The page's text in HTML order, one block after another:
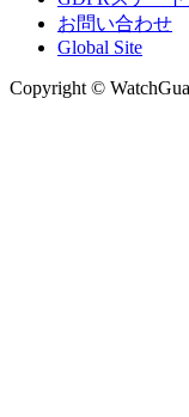
お問い合わせ
Global Site
Copyright ©